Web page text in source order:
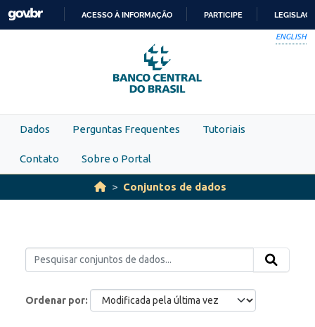
Skip to main content
PARA
O
CONTEÚDO
ACESSO À INFORMAÇÃO PARTICIPE
ENGLISH
Dados Perguntas Frequentes Tutoriais
Contato Sobre o Portal
Conjuntos de dados
Ordenar por